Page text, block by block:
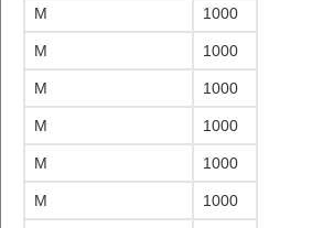
M 1000
M 1000
M 1000
M 1000
M 1000
M 1000